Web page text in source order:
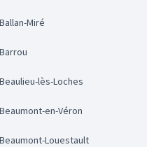
Ballan-Miré
Barrou
Beaulieu-lès-Loches
Beaumont-en-Véron
Beaumont-Louestault